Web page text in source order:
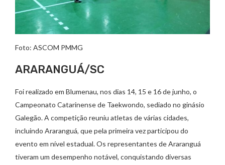
Foto: ASCOM PMMG
ARARANGUÁ/SC
Foi realizado em Blumenau, nos dias 14, 15 e 16 de junho, o
Campeonato Catarinense de Taekwondo, sediado no ginásio
Galegão. A competição reuniu atletas de várias cidades,
incluindo Araranguá, que pela primeira vez participou do
evento em nível estadual. Os representantes de Araranguá
tiveram um desempenho notável, conquistando diversas